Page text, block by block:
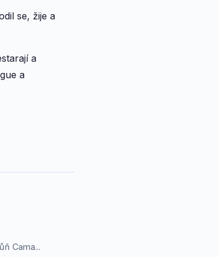
se, žije a
a
a
Cama...